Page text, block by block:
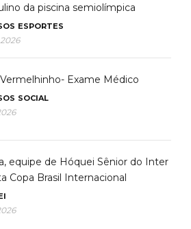
da piscina semiolímpica
ESPORTES
Exame Médico
SOCIAL
equipe de Hóquei Sênior do Inter
Copa Brasil Internacional